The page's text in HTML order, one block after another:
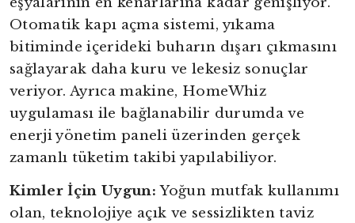
Otomatik kapı açma sistemi, yıkama
bitiminde içerideki buharın dışarı çıkmasını
sağlayarak daha kuru ve lekesiz sonuçlar
veriyor. Ayrıca makine, HomeWhiz
uygulaması ile bağlanabilir durumda ve
enerji yönetim paneli üzerinden gerçek
zamanlı tüketim takibi yapılabiliyor.
Kimler İçin Uygun:Yoğun mutfak kullanımı
olan, teknolojiye açık ve sessizlikten taviz